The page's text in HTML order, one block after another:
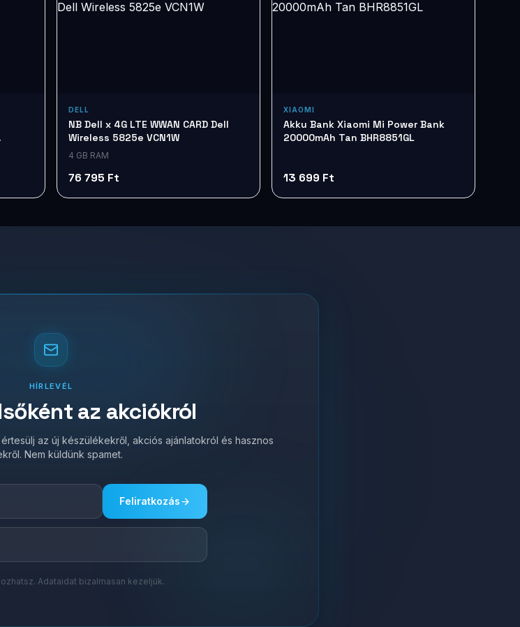
DELL
NB Dell x 4G LTE WWAN CARD Dell
Wireless 5825e VCN1W
4 GB RAM
76 795 Ft
XIAOMI
Akku Bank Xiaomi Mi Power Bank
20000mAh Tan BHR8851GL
13 699 Ft
HÍRLEVÉL
az akciókról
az új készülékekről, akciós ajánlatokról és hasznos
Nem küldünk spamet.
Feliratkozás
Adataidat bizalmasan kezeljük.